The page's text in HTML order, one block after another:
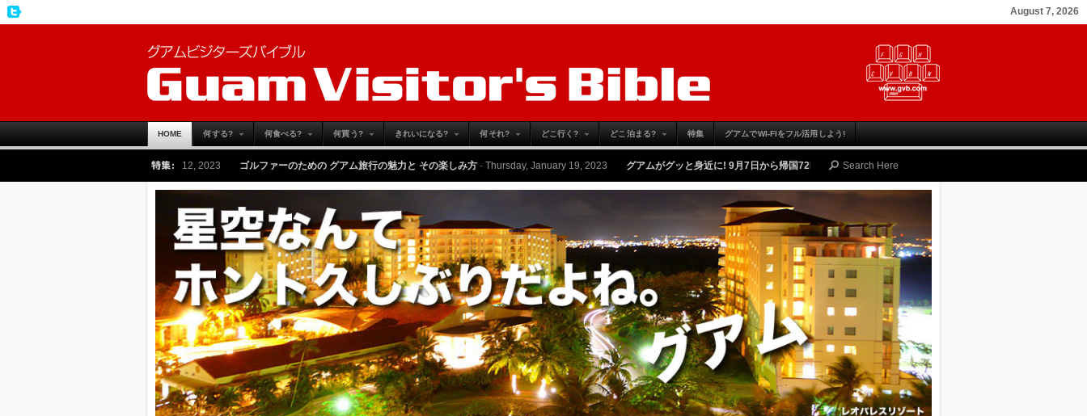
August 7, 2026
HOME 何する? 何食べる? 何買う? きれいになる? 何それ? どこ行く? どこ泊まる? 特集 グアムでWI-FIをフル活用しよう!
特集:
ゴルファーのための グアム旅行の魅力と その楽しみ方-Thursday, January 19, 2023 グアムがグッと身近に! 9月7日から帰国72時間前PCR検査が免除されます- Wednesday, August 24, 2022